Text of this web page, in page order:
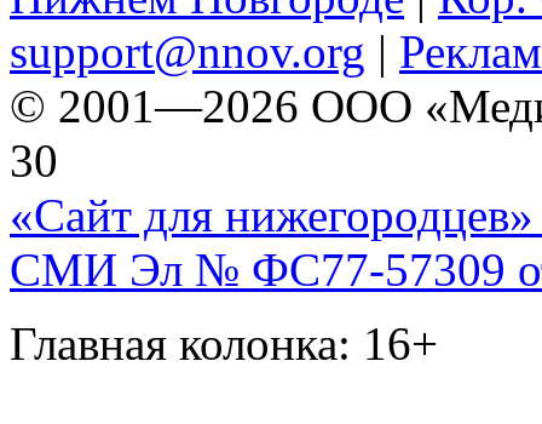
support@nnov.org |
© 2001—2026 ООО
30
«Сайт для нижегородцев»
СМИ Эл № ФС77-57309
Главная колонка: 16+